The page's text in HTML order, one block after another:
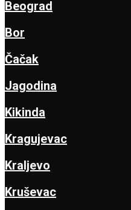
Beograd
Bor
Čačak
Jagodina
Kikinda
Kragujevac
Kraljevo
Kruševac